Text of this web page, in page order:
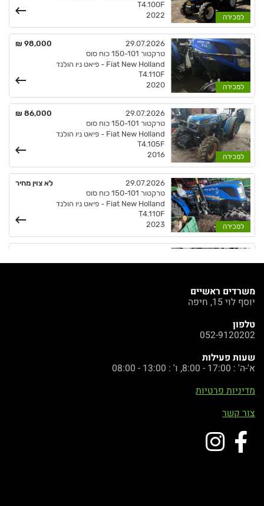
משרדים ראשיים
יוסף לוי 15, חיפה
טלפון
052-9120202
שעות פעילות
א'-ה' : 17:00 - 8:00, ו' : 13:00 - 08:00
מדיניות פרטיות
צור קשר